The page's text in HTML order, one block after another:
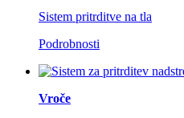
Sistem pritrditve na tla
Podrobnosti
Vroče